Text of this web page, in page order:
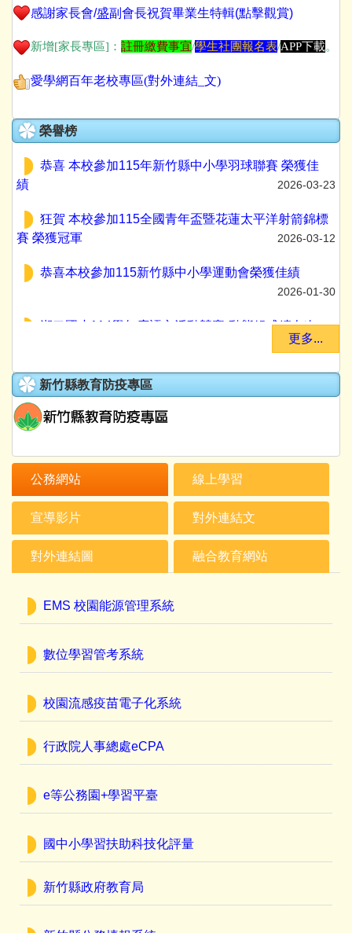
感謝家長會/盛副會長祝賀畢業生特輯(點擊觀賞)
新增[家長專區]： 註冊繳費事宜/學生社團報名表/APP下載。
愛學網百年老校專區(對外連結_文)
榮譽榜
恭喜本校參加114學年度新竹縣中小學校際跳繩聯賽
榮獲各項佳績
恭喜 本校參加115年新竹縣中小學羽球聯賽 榮獲佳
2026-03-23
賽 榮獲冠軍
2026-03-12
2026-01-30
2025-12-03
狂賀 恭喜本校參加114新竹縣中小學射箭聯賽榮獲佳
績
賀 本校參加114年基層選手訓練站射箭區域性對抗錦
標賽 榮獲第三名
恭賀本校五乙盧嬿竹同學及六乙李玥寧同學分別榮獲
新竹縣114年語文競賽國小組國語朗讀比賽優等及國小組
作文比賽優等
更多...
新竹縣教育防疫專區
公務網站 線上學習
宣導影片 對外連結文
對外連結圖 融合教育網站
EMS 校園能源管理系統
數位學習管考系統
校園流感疫苗電子化系統
行政院人事總處eCPA
e等公務園+學習平臺
國中小學習扶助科技化評量
新竹縣政府教育局